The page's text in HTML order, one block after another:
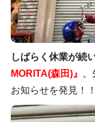
しばらく休業が続
MORITA(森田)』
。
お知らせを発見！！